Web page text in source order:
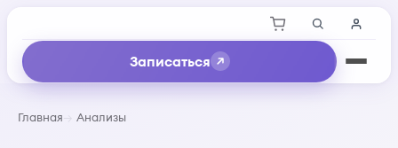
Записаться
Главная Анализы